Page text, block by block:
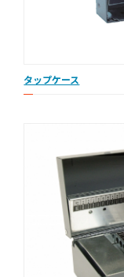
タップケース